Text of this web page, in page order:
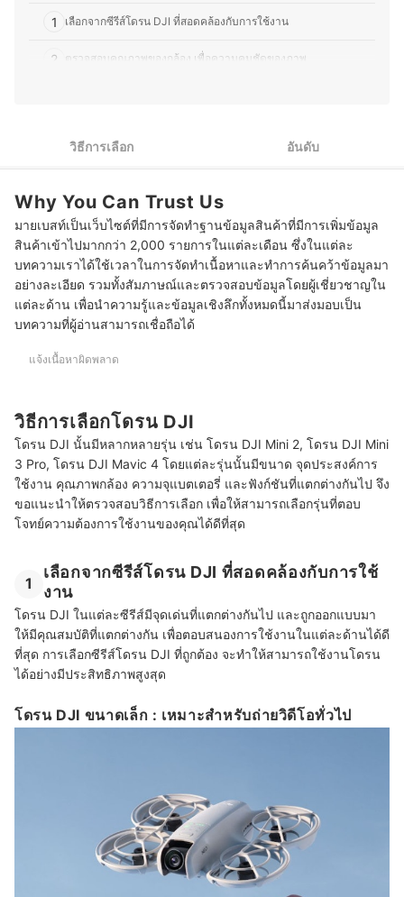
ประวัติของ ภารวี พิมพ์ทอง (มอส)
1 เลือกจากซีรีส์โดรน DJI ที่สอดคล้องกับการใช้งาน
2 ตรวจสอบคุณภาพของกล้อง เพื่อความคมชัดของภาพ
5 พิจารณาโดรน DJI จากฟังก์ชันที่สำคัญ
10 โดรน DJI รุ่นไหนดี บินไกล ภาพชัด
โดรน DJI ต้องขึ้นทะเบียนหรือไม่
สามารถใช้งานโดรน DJI ในระหว่างฝนตกได้หรือไม่
บทความที่เกี่ยวข้องกับโดรน DJI
วิธีการเลือก อันดับ
Why You Can Trust Us
มายเบสท์เป็นเว็บไซต์ที่มีการจัดทำฐานข้อมูลสินค้าที่มีการเพิ่มข้อมูล
สินค้าเข้าไปมากกว่า 2,000 รายการในแต่ละเดือน ซึ่งในแต่ละ
บทความเราได้ใช้เวลาในการจัดทำเนื้อหาและทำการค้นคว้าข้อมูลมา
อย่างละเอียด รวมทั้งสัมภาษณ์และตรวจสอบข้อมูลโดยผู้เชี่ยวชาญใน
แต่ละด้าน เพื่อนำความรู้และข้อมูลเชิงลึกทั้งหมดนี้มาส่งมอบเป็น
บทความที่ผู้อ่านสามารถเชื่อถือได้
แจ้งเนื้อหาผิดพลาด
วิธีการเลือกโดรน DJI
โดรน DJI นั้นมีหลากหลายรุ่น เช่น โดรน DJI Mini 2, โดรน DJI Mini
3 Pro, โดรน DJI Mavic 4 โดยแต่ละรุ่นนั้นมีขนาด จุดประสงค์การ
ใช้งาน คุณภาพกล้อง ความจุแบตเตอรี่ และฟังก์ชันที่แตกต่างกันไป จึง
ขอแนะนำให้ตรวจสอบวิธีการเลือก เพื่อให้สามารถเลือกรุ่นที่ตอบ
โจทย์ความต้องการใช้งานของคุณได้ดีที่สุด
1
เลือกจากซีรีส์โดรน DJI ที่สอดคล้องกับการใช้
งาน
โดรน DJI ในแต่ละซีรีส์มีจุดเด่นที่แตกต่างกันไป และถูกออกแบบมา
ให้มีคุณสมบัติที่แตกต่างกัน เพื่อตอบสนองการใช้งานในแต่ละด้านได้ดี
ที่สุด การเลือกซีรีส์โดรน DJI ที่ถูกต้อง จะทำให้สามารถใช้งานโดรน
ได้อย่างมีประสิทธิภาพสูงสุด
โดรน DJI ขนาดเล็ก : เหมาะสำหรับถ่ายวิดีโอทั่วไป